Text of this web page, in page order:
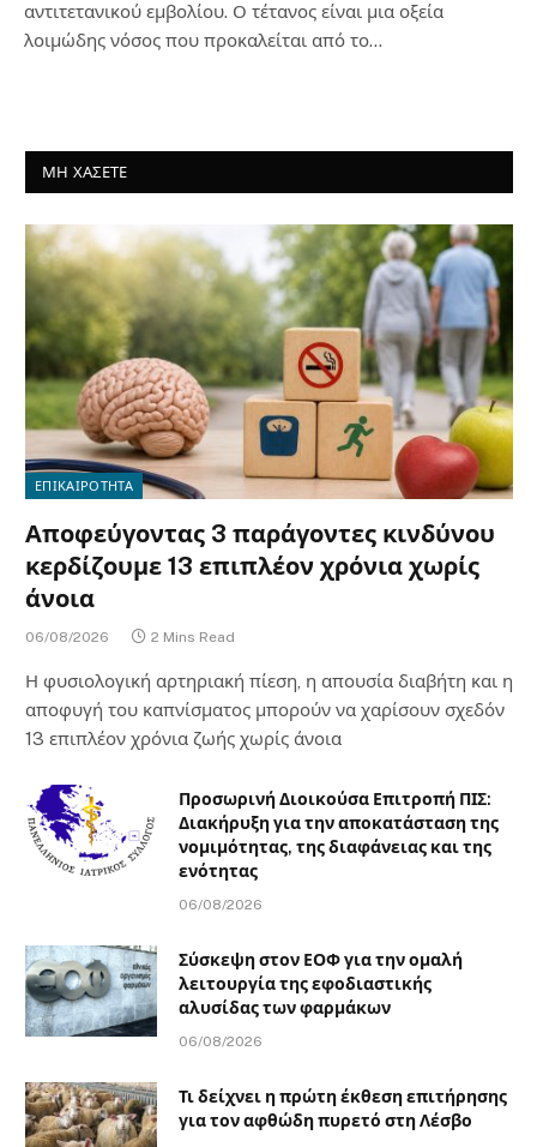
αντιτετανικού εμβολίου. Ο τέτανος είναι μια οξεία
λοιμώδης νόσος που προκαλείται από το…
ΜΗ ΧΑΣΕΤΕ
ΕΠΙΚΑΙΡΟΤΗΤΑ
Αποφεύγοντας 3 παράγοντες κινδύνου
κερδίζουμε 13 επιπλέον χρόνια χωρίς
άνοια
06/08/2026 2 Mins Read
Η φυσιολογική αρτηριακή πίεση, η απουσία διαβήτη και η
αποφυγή του καπνίσματος μπορούν να χαρίσουν σχεδόν
13 επιπλέον χρόνια ζωής χωρίς άνοια
Προσωρινή Διοικούσα Επιτροπή ΠΙΣ:
Διακήρυξη για την αποκατάσταση της
νομιμότητας, της διαφάνειας και της
ενότητας
06/08/2026
Σύσκεψη στον ΕΟΦ για την ομαλή
λειτουργία της εφοδιαστικής
αλυσίδας των φαρμάκων
06/08/2026
Τι δείχνει η πρώτη έκθεση επιτήρησης
για τον αφθώδη πυρετό στη Λέσβο